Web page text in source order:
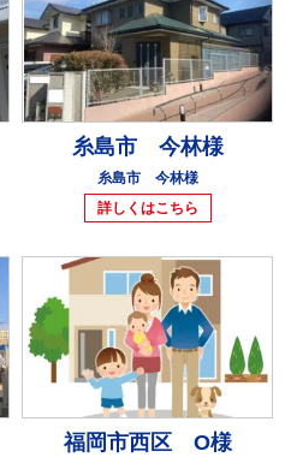
糸島市 今林様
糸島市 今林様
詳しくはこちら
福岡市西区 O様